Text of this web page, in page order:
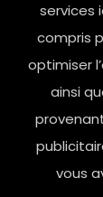
services
compris
optimiser
ainsi
vous